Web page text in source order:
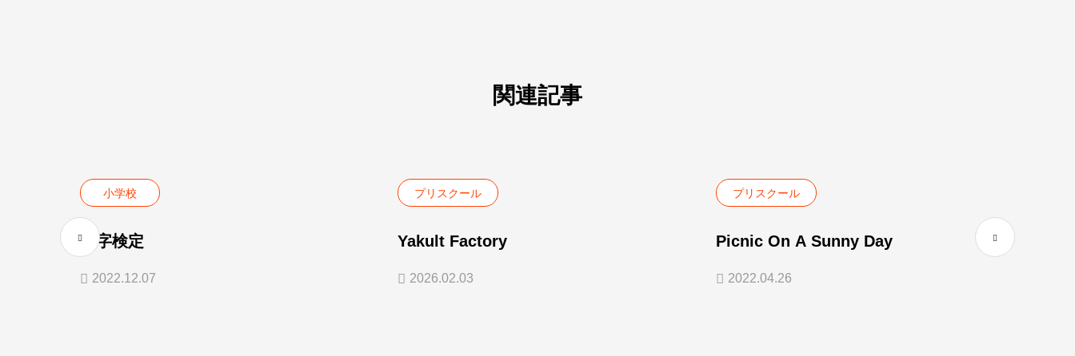
関連記事
小学校
漢字検定
2022.12.07
プリスクール
Yakult Factory
2026.02.03
プリスクール
Picnic On A Sunny Day
2022.04.26